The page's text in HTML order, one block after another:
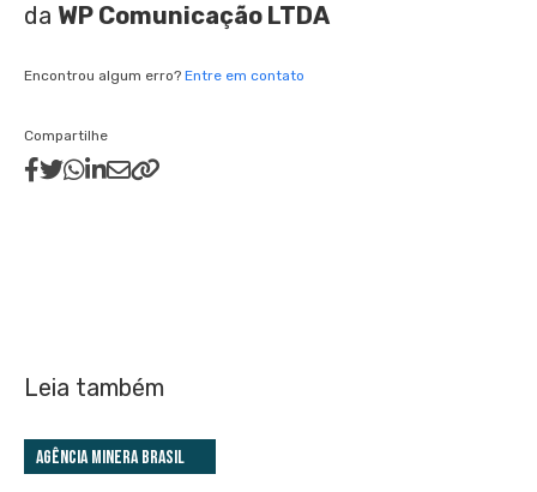
da WP Comunicação LTDA
Encontrou algum erro? Entre em contato
Compartilhe
Leia também
Agência Minera Brasil